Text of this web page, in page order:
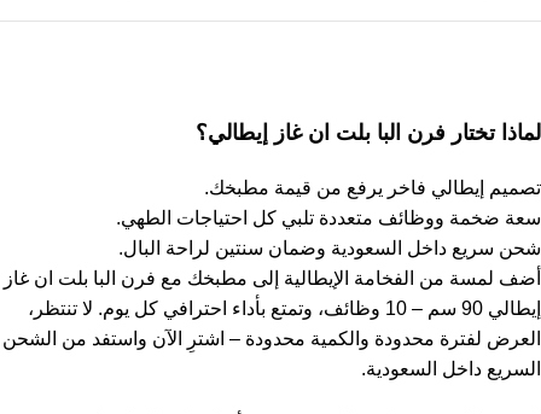
لماذا تختار فرن البا بلت ان​ غاز إيطالي؟
تصميم إيطالي فاخر يرفع من قيمة مطبخك.
سعة ضخمة ووظائف متعددة تلبي كل احتياجات الطهي.
شحن سريع داخل السعودية وضمان سنتين لراحة البال.
أضف لمسة من الفخامة الإيطالية إلى مطبخك مع فرن البا بلت ان غاز
إيطالي 90 سم – 10 وظائف، وتمتع بأداء احترافي كل يوم. لا تنتظر،
العرض لفترة محدودة والكمية محدودة – اشترِ الآن واستفد من الشحن
السريع داخل السعودية.